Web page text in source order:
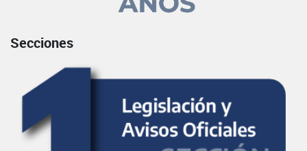
Secciones